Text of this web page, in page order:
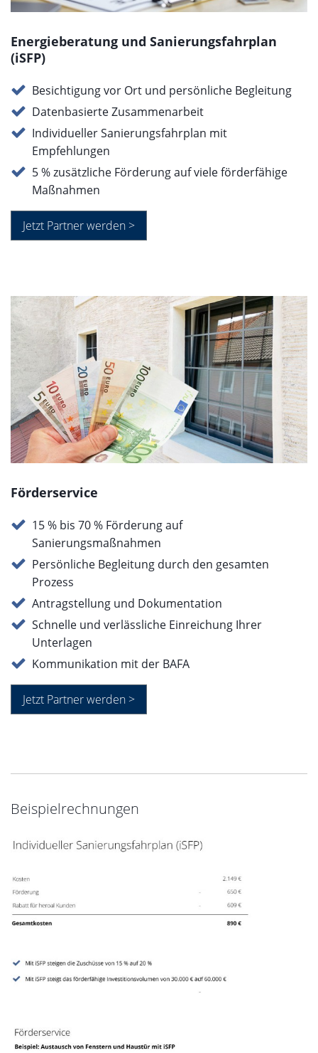
Energieberatung und Sanierungsfahrplan
(iSFP)
Besichtigung vor Ort und persönliche Begleitung
Datenbasierte Zusammenarbeit
Individueller Sanierungsfahrplan mit
Empfehlungen
5 % zusätzliche Förderung auf viele förderfähige
Maßnahmen
Jetzt Partner werden >
Förderservice
15 % bis 70 % Förderung auf
Sanierungsmaßnahmen
Persönliche Begleitung durch den gesamten
Prozess
Antragstellung und Dokumentation
Schnelle und verlässliche Einreichung Ihrer
Unterlagen
Kommunikation mit der BAFA
Jetzt Partner werden >
Beispielrechnungen